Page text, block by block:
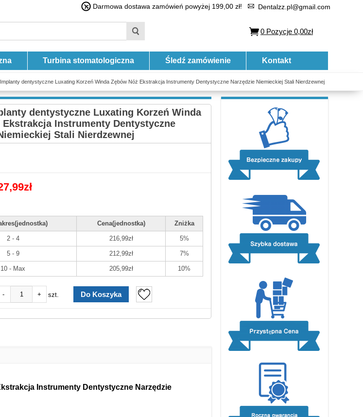
Darmowa dostawa zamówień powyżej 199,00 zł! Dentalzz.pl@gmail.com
0 Pozycje 0,00zł
Turbina stomatologiczna Śledź zamówienie Kontakt
dentystyczne Luxating Korzeń Winda Zębów Nóż Ekstrakcja Instrumenty Dentystyczne Narzędzie Niemieckiej Stali Nierdzewnej
dentystyczne Luxating Korzeń Winda
Ekstrakcja Instrumenty Dentystyczne
Stali Nierdzewnej
Cena(jednostka) Zniżka
2 - 4 216,99zł 5%
5 - 9 212,99zł 7%
10 - Max 205,99zł 10%
- + szt.
Instrumenty Dentystyczne Narzędzie